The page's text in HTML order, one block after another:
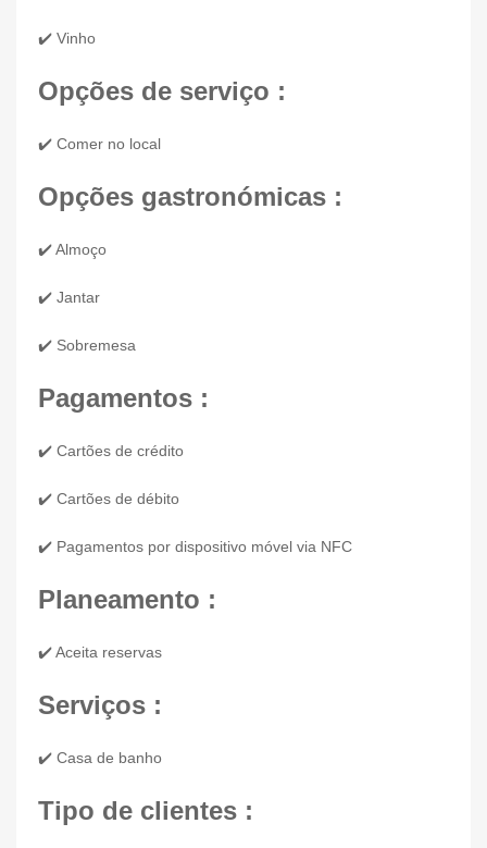
✔️ Vinho
Opções de serviço :
✔️ Comer no local
Opções gastronómicas :
✔️ Almoço
✔️ Jantar
✔️ Sobremesa
Pagamentos :
✔️ Cartões de crédito
✔️ Cartões de débito
✔️ Pagamentos por dispositivo móvel via NFC
Planeamento :
✔️ Aceita reservas
Serviços :
✔️ Casa de banho
Tipo de clientes :